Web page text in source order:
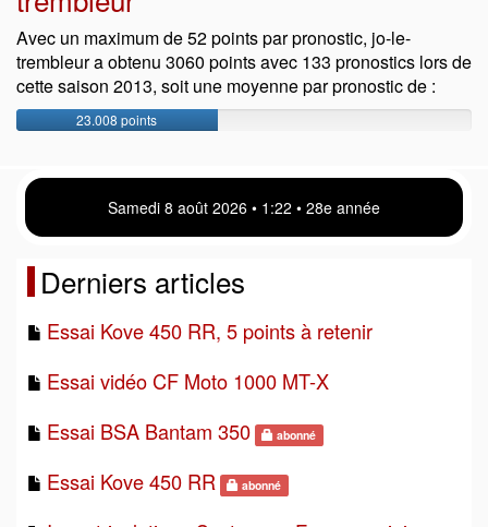
Avec un maximum de 52 points par pronostic, jo-le-
trembleur a obtenu 3060 points avec 133 pronostics lors de
cette saison 2013, soit une moyenne par pronostic de :
23.008 points
Samedi 8 août 2026 • 1 22 • 28e année
Derniers articles
Essai Kove 450 RR, 5 points à retenir
Essai vidéo CF Moto 1000 MT-X
Essai BSA Bantam 350
abonné
Essai Kove 450 RR abonné